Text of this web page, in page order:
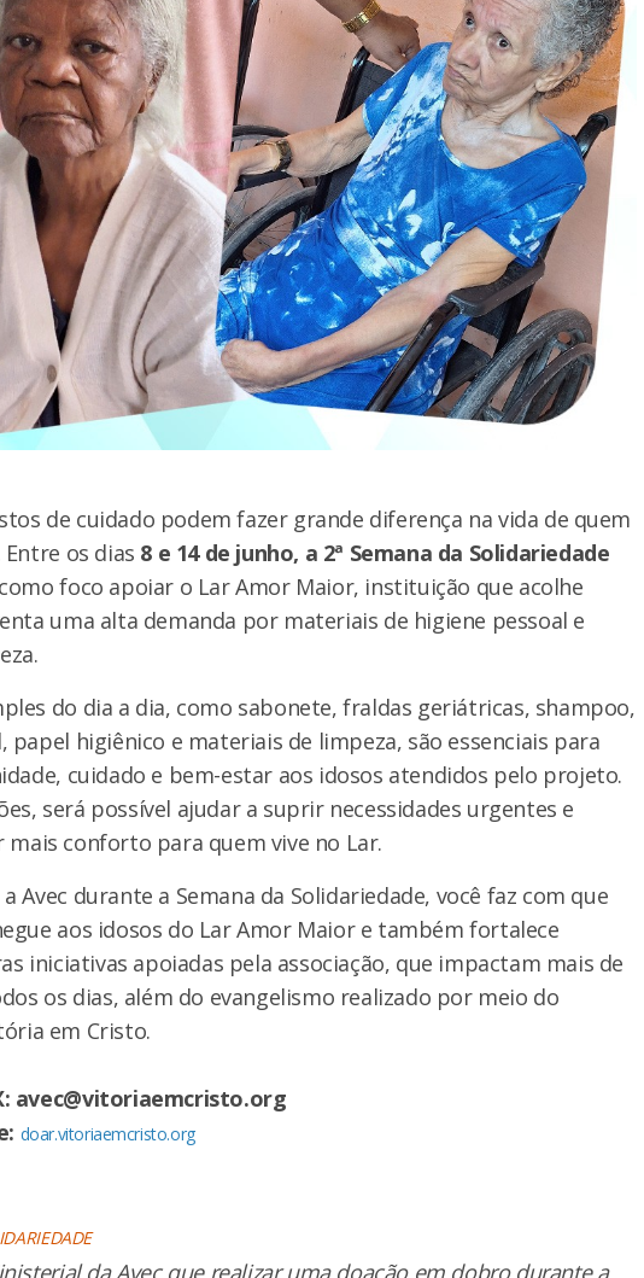
de cuidado podem fazer grande diferença na vida de quem
os dias 8 e 14 de junho, a 2ª Semana da Solidariedade
foco apoiar o Lar Amor Maior, instituição que acolhe
uma alta demanda por materiais de higiene pessoal e
do dia a dia, como sabonete, fraldas geriátricas, shampoo,
papel higiênico e materiais de limpeza, são essenciais para
cuidado e bem-estar aos idosos atendidos pelo projeto.
será possível ajudar a suprir necessidades urgentes e
conforto para quem vive no Lar.
Avec durante a Semana da Solidariedade, você faz com que
aos idosos do Lar Amor Maior e também fortalece
iniciativas apoiadas pela associação, que impactam mais de
os dias, além do evangelismo realizado por meio do
em Cristo.
avec@vitoriaemcristo.org
doar.vitoriaemcristo.org
da Avec que realizar uma doação em dobro durante a